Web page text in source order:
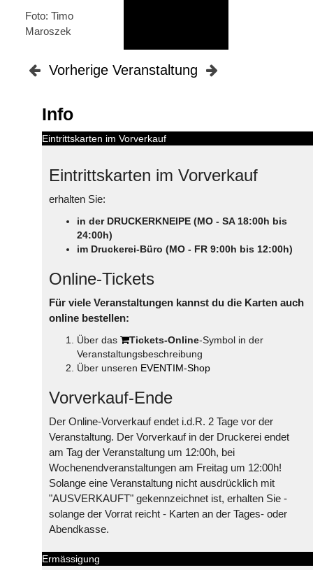
Foto: Timo
Maroszek
Vorherige Veranstaltung
Info
Eintrittskarten im Vorverkauf
Eintrittskarten im Vorverkauf
erhalten Sie:
in der DRUCKERKNEIPE (MO - SA 18:00h bis
24:00h)
im Druckerei-Büro (MO - FR 9:00h bis 12:00h)
Online-Tickets
Für viele Veranstaltungen kannst du die Karten auch
online bestellen:
Über das Tickets-Online-Symbol in der
Veranstaltungsbeschreibung
Über unseren EVENTIM-Shop
Vorverkauf-Ende
Der Online-Vorverkauf endet i.d.R. 2 Tage vor der
Veranstaltung. Der Vorverkauf in der Druckerei endet
am Tag der Veranstaltung um 12:00h, bei
Wochenendveranstaltungen am Freitag um 12:00h!
Solange eine Veranstaltung nicht ausdrücklich mit
"AUSVERKAUFT" gekennzeichnet ist, erhalten Sie -
solange der Vorrat reicht - Karten an der Tages- oder
Abendkasse.
Ermässigung